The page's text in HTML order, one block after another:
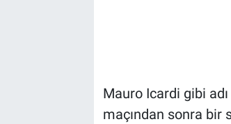
Mauro Icardi gibi
maçından sonra bir